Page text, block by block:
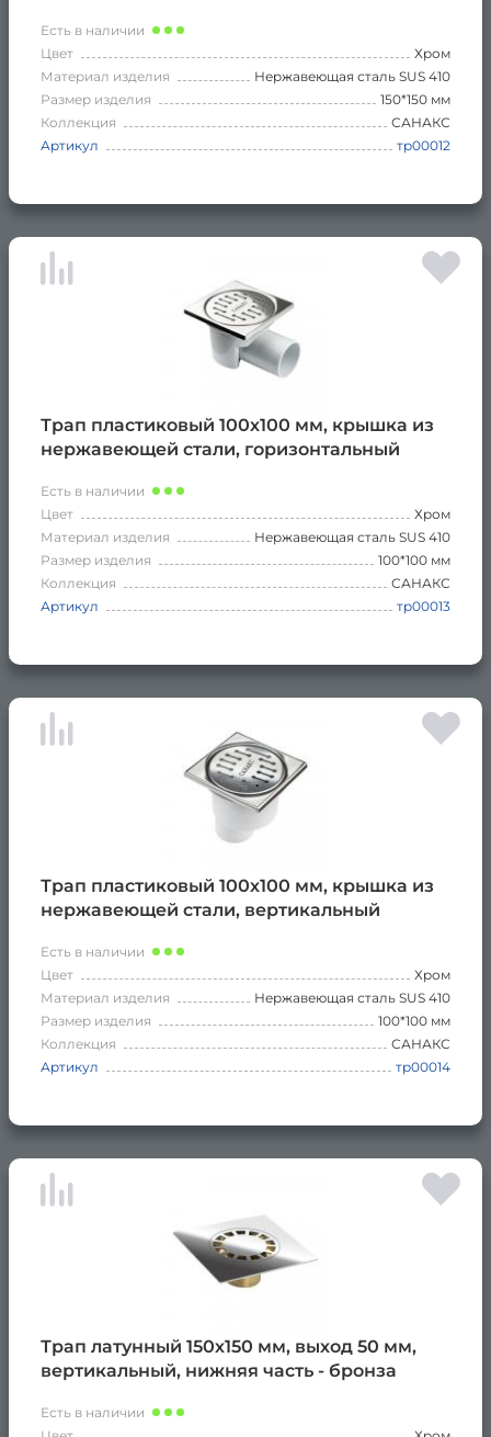
Есть в наличии
Цвет
Хром
Материал изделия
Нержавеющая сталь SUS 410
Размер изделия
150*150 мм
Коллекция
САНАКС
Артикул
тр00012
Трап пластиковый 100х100 мм, крышка из
нержавеющей стали, горизонтальный
Есть в наличии
Цвет
Хром
Материал изделия
Нержавеющая сталь SUS 410
Размер изделия
100*100 мм
Коллекция
САНАКС
Артикул
тр00013
Трап пластиковый 100х100 мм, крышка из
нержавеющей стали, вертикальный
Есть в наличии
Цвет
Хром
Материал изделия
Нержавеющая сталь SUS 410
Размер изделия
100*100 мм
Коллекция
САНАКС
Артикул
тр00014
Трап латунный 150х150 мм, выход 50 мм,
вертикальный, нижняя часть - бронза
Есть в наличии